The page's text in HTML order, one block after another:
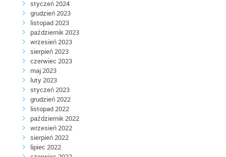
styczeń 2024
grudzień 2023
listopad 2023
październik 2023
wrzesień 2023
sierpień 2023
czerwiec 2023
maj 2023
luty 2023
styczeń 2023
grudzień 2022
listopad 2022
październik 2022
wrzesień 2022
sierpień 2022
lipiec 2022